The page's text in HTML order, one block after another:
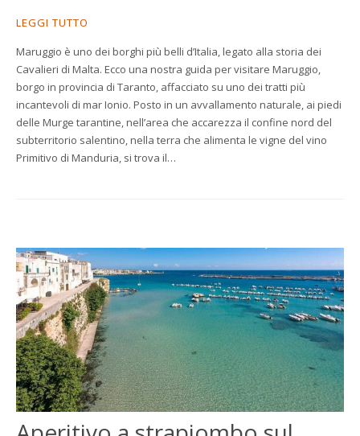
LEGGI TUTTO
Maruggio è uno dei borghi più belli d’Italia, legato alla storia dei
Cavalieri di Malta. Ecco una nostra guida per visitare Maruggio,
borgo in provincia di Taranto, affacciato su uno dei tratti più
incantevoli di mar Ionio. Posto in un avvallamento naturale, ai piedi
delle Murge tarantine, nell’area che accarezza il confine nord del
subterritorio salentino, nella terra che alimenta le vigne del vino
Primitivo di Manduria, si trova il…